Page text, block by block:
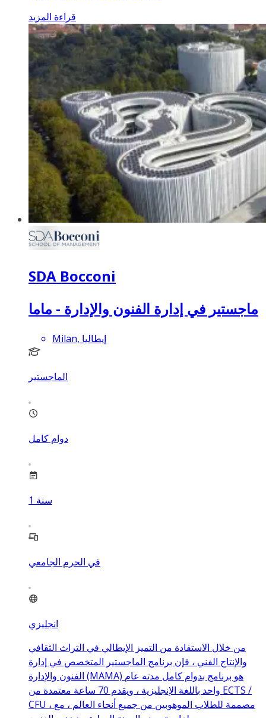
قراءة المزيد
SDA Bocconi
ماجستير في إدارة الفنون والإدارة - ماما
Milan, إيطاليا
الماجستير
دوام كامل
1 سنة
في الحرم الجامعي
انجليزي
من خلال الاستفادة من التميز الإيطالي في التراث الثقافي
والإنتاج الفني ، فإن برنامج الماجستير المتخصص في إدارة
الفنون والإدارة (MAMA) هو برنامج بدوام كامل مدته عام
واحد باللغة الإنجليزية ، ويقدم 70 ساعة معتمدة من ECTS /
CFU ، مصممة للطلاب الموهوبين من جميع أنحاء العالم ، مع